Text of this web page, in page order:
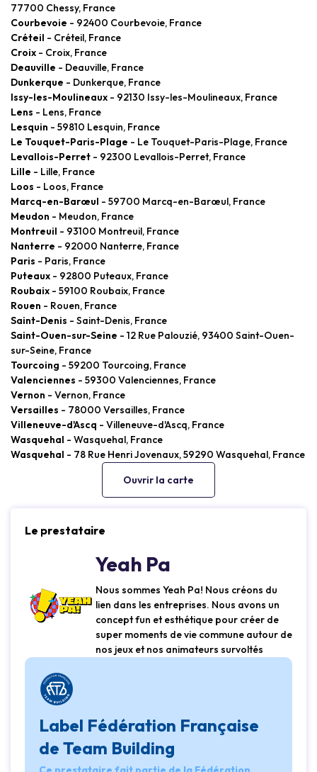
77700 Chessy, France
Courbevoie - 92400 Courbevoie, France
Créteil - Créteil, France
Croix - Croix, France
Deauville - Deauville, France
Dunkerque - Dunkerque, France
Issy-les-Moulineaux - 92130 Issy-les-Moulineaux, France
Lens - Lens, France
Lesquin - 59810 Lesquin, France
Le Touquet-Paris-Plage - Le Touquet-Paris-Plage, France
Levallois-Perret - 92300 Levallois-Perret, France
Lille - Lille, France
Loos - Loos, France
Marcq-en-Barœul - 59700 Marcq-en-Barœul, France
Meudon - Meudon, France
Montreuil - 93100 Montreuil, France
Nanterre - 92000 Nanterre, France
Paris - Paris, France
Puteaux - 92800 Puteaux, France
Roubaix - 59100 Roubaix, France
Rouen - Rouen, France
Saint-Denis - Saint-Denis, France
Saint-Ouen-sur-Seine - 12 Rue Palouzié, 93400 Saint-Ouen-
sur-Seine, France
Tourcoing - 59200 Tourcoing, France
Valenciennes - 59300 Valenciennes, France
Vernon - Vernon, France
Versailles - 78000 Versailles, France
Villeneuve-d'Ascq - Villeneuve-d'Ascq, France
Wasquehal - Wasquehal, France
Wasquehal - 78 Rue Henri Jovenaux, 59290 Wasquehal, France
Ouvrir la carte
Le prestataire
Yeah Pa
Nous sommes Yeah Pa! Nous créons du
lien dans les entreprises. Nous avons un
concept fun et esthétique pour créer de
super moments de vie commune autour de
nos jeux et nos animateurs survoltés
Label Fédération Française
de Team Building